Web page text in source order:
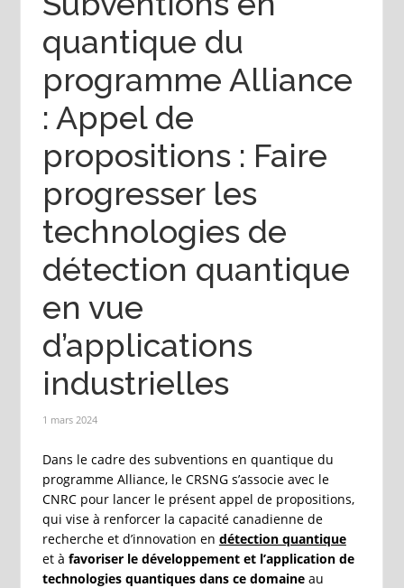
quantique du
programme Alliance
: Appel de
propositions : Faire
progresser les
technologies de
détection quantique
en vue
d’applications
industrielles
1 mars 2024
Dans le cadre des subventions en quantique du
programme Alliance, le CRSNG s’associe avec le
CNRC pour lancer le présent appel de propositions,
qui vise à renforcer la capacité canadienne de
recherche et d’innovation en détection quantique
et à favoriser le développement et l’application de
technologies quantiques dans ce domaineau